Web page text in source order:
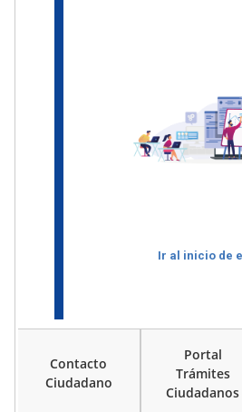
Ir al inicio de
Contacto
Ciudadano
Portal
Trámites
Ciudadanos